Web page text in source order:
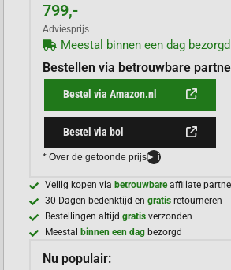
799,-
Adviesprijs
Meestal binnen een dag bezorgd
Bestellen via betrouwbare
Bestel via Amazon.nl
Bestel via bol
* Over de getoonde prijs i
Veilig kopen via betrouwbareaffiliate
30 Dagen bedenktijd engratis retourneren
Bestellingen altijdgratisverzonden
Meestal
binnen een dag bezorgd
Nu populair: